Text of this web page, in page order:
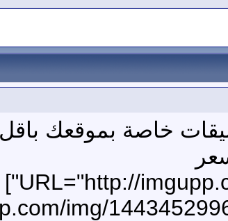
خاصة بموقعك باقل
[URL="http://imgupp.com/1443452996.html"]